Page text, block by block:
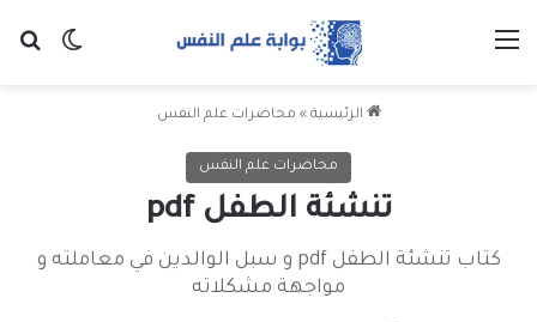
الرئيسية » محاضرات علم النفس
محاضرات علم النفس
تنشئة الطفل pdf
كتاب تنشئة الطفل pdf و سبل الوالدين في معاملته و
مواجهة مشكلاته